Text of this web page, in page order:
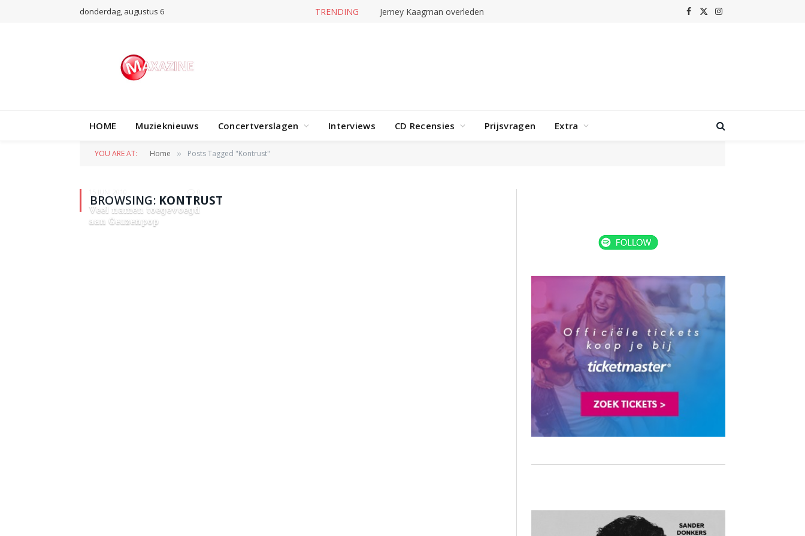
donderdag, augustus 6 TRENDING Jerney Kaagman overleden Facebook
X
Instagram
HOME Muzieknieuws Concertverslagen Interviews CD Recensies Prijsvragen Extra
YOU ARE AT: Home » Posts Tagged "Kontrust"
BROWSING: KONTRUST
Veel namen toegevoegd
aan Geuzenpop